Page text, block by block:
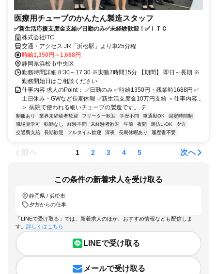
医療用チューブのかんたん製造スタッフ
✅新生活応援支度金支給✅日勤のみ✅未経験歓迎！✅ＩＴＣ
株式会社ITC
交通・アクセス JR「浜松駅」より車25分程
時給1,350円～1,688円
静岡県浜松市中央区
勤務時間詳細 8:30～17:30 ※実働7時間15分 【期間】 即日～長期 ※
勤務開始日はご相談ください
仕事内容 求人のPoint： ✅日勤のみ ✅時給1350円・残業時1688円 ✅
土日休み・GWなど長期休暇 ✅新生活支度金10万円支給 ＜仕事内容...
＞ 病院で使われる細いチューブの製造です。 チ...
制服あり 業界未経験者歓迎 フリーター歓迎 学歴不問 車通勤OK
固定時間制
職場見学可
転勤なし 経験不問 未経験者歓迎 午前 夜間 週払いOK
夕方
交通費支給
長期歓迎 フルタイム歓迎 深夜 長期休暇あり 履歴書不要
前へ 1 2 3 4 5 次へ
この条件の新着求人を受け取る
静岡県 / 浜松市
夕方からの仕事
「LINEで受け取る」では、新着求人のほか、おすすめ情報なども配信しま
す。 詳しくはこちら
LINEで受け取る
メールで受け取る